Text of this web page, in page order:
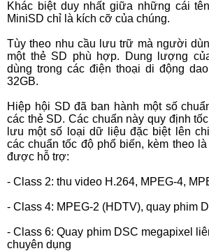
Khác biệt duy nhất giữa những cái
MiniSD chỉ là kích cỡ của chúng.
Tùy theo nhu cầu lưu trữ mà người
một thẻ SD phù hợp. Dung lượng
dùng trong các điện thoại di động
32GB.
Hiệp hội SD đã ban hành một số
các thẻ SD. Các chuẩn này quy định
lưu một số loại dữ liệu đặc biệt lên
các chuẩn tốc độ phổ biến, kèm theo
được hỗ trợ:
- Class 2: thu video H.264, MPEG-4,
- Class 4: MPEG-2 (HDTV), quay phim
- Class 6: Quay phim DSC megapixel
chuyên dụng